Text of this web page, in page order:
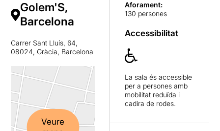
Golem'S,
Barcelona
Carrer Sant Lluís, 64,
08024, Gràcia, Barcelona
Veure
Aforament:
130 persones
Accessibilitat
La sala és accessible
per a persones amb
mobilitat reduïda i
cadira de rodes.